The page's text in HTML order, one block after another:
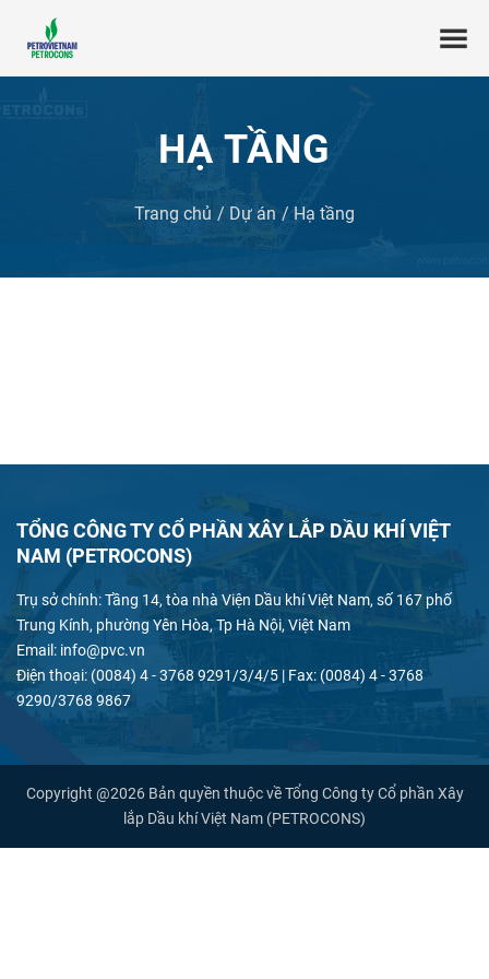
HẠ TẦNG
Trang chủ Dự án Hạ tầng
TỔNG CÔNG TY CỔ PHẦN XÂY LẮP DẦU KHÍ VIỆT
NAM (PETROCONS)
Trụ sở chính: Tầng 14, tòa nhà Viện Dầu khí Việt Nam, số 167 phố
Trung Kính, phường Yên Hòa, Tp Hà Nội, Việt Nam
Email: info@pvc.vn
Điện thoại: (0084) 4 - 3768 9291/3/4/5 | Fax: (0084) 4 - 3768
9290/3768 9867
Copyright @2026 Bản quyền thuộc về Tổng Công ty Cổ phần Xây
lắp Dầu khí Việt Nam (PETROCONS)